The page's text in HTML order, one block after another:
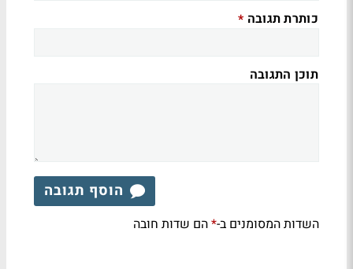
כותרת תגובה *
תוכן התגובה
הוסף תגובה
השדות המסומנים ב-*הם שדות חובה